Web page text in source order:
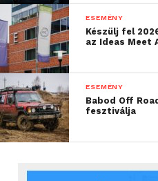
ESEMÉNY
Készülj fel
az Ideas Meet
ESEMÉNY
Babod Off
fesztiválja